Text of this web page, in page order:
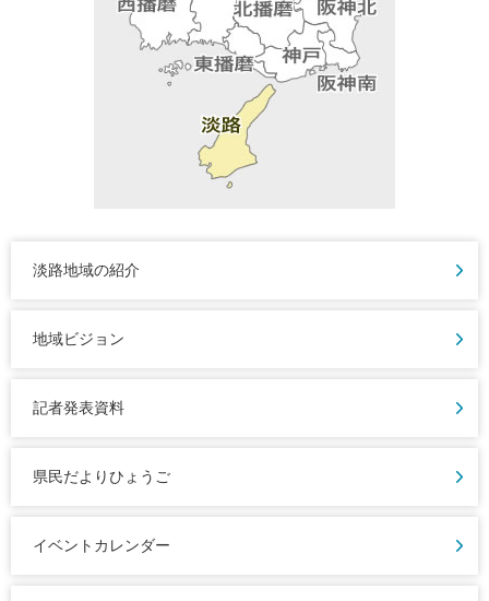
淡路地域の紹介
地域ビジョン
記者発表資料
県民だよりひょうご
イベントカレンダー